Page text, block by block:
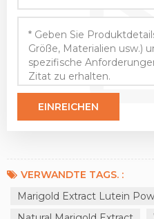
VERWANDTE TAGS. :
Marigold Extract Lutein